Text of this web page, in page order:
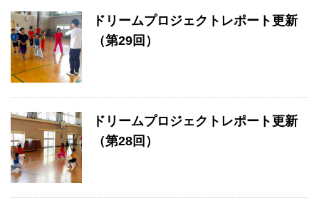
ドリームプロジェクトレポート更新
（第29回）
ドリームプロジェクトレポート更新
（第28回）